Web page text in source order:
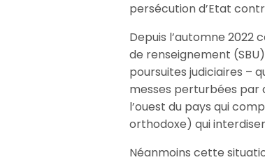
persécution d’Etat
Depuis l’automne 2022
de renseignement
poursuites judiciaires –
messes perturbées par
l’ouest du pays qui
orthodoxe) qui
Néanmoins cette